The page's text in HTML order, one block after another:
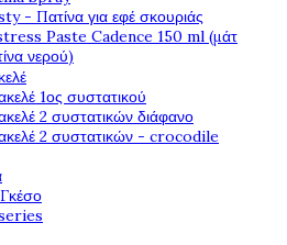
- Πατίνα για εφέ σκουριάς
Paste Cadence 150 ml (μάτ
νερού)
1ος συστατικού
2 συστατικών διάφανο
2 συστατικών - crocodile